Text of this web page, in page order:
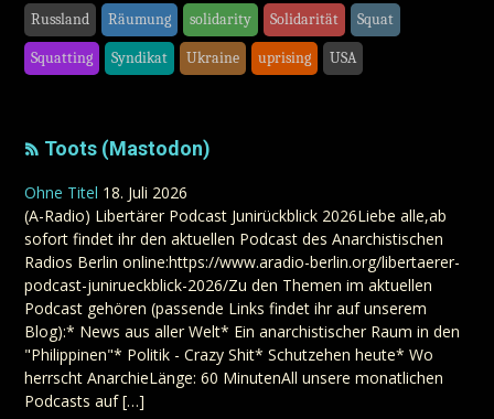
Russland Räumung solidarity Solidarität Squat
Squatting Syndikat Ukraine uprising USA
Toots (Mastodon)
Ohne Titel 18. Juli 2026
(A-Radio) Libertärer Podcast Junirückblick 2026Liebe alle,ab
sofort findet ihr den aktuellen Podcast des Anarchistischen
Radios Berlin online:https://www.aradio-berlin.org/libertaerer-
podcast-junirueckblick-2026/Zu den Themen im aktuellen
Podcast gehören (passende Links findet ihr auf unserem
Blog):* News aus aller Welt* Ein anarchistischer Raum in den
"Philippinen"* Politik - Crazy Shit* Schutzehen heute* Wo
herrscht AnarchieLänge: 60 MinutenAll unsere monatlichen
Podcasts auf […]